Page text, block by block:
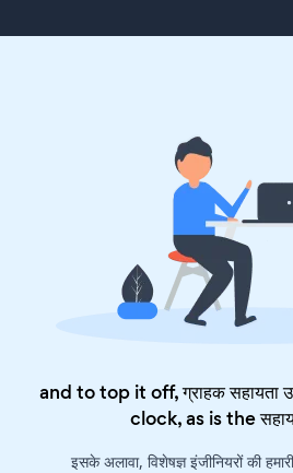
and to top it off, ग्राहक सहायता
clock, as is the
इसके अलावा, विशेषज्ञ इंजीनियरों की